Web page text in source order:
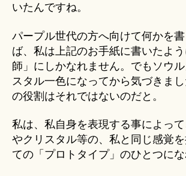
いたんですね。
パープル世代の方へ向けて何かを
ば、私は上記のお手紙に書いたよ
師」にしかなれません。でもソウ
スタル一色になってから気づきま
の役割はそれではないのだと。
私は、私自身を表現する事によっ
やクリスタル等の、私と同じ感覚
ての「プロトタイプ」のひとつにな